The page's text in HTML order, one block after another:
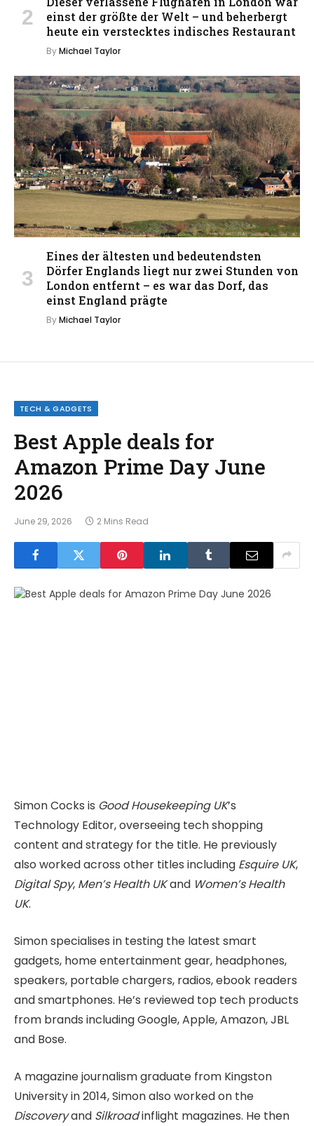
einst der größte der Welt – und beherbergt
heute ein verstecktes indisches Restaurant
ByMichael Taylor
Eines der ältesten und bedeutendsten
Dörfer Englands liegt nur zwei Stunden von
London entfernt – es war das Dorf, das
einst England prägte
ByMichael Taylor
TECH & GADGETS
Best Apple deals for
Amazon Prime Day June
2026
June 29, 2026 2 Mins Read
Simon Cocks is Good Housekeeping UK’s
Technology Editor, overseeing tech shopping
content and strategy for the title. He previously
also worked across other titles including Esquire UK,
Digital Spy, Men’s Health UKand Women’s Health
UK.
Simon specialises in testing the latest smart
gadgets, home entertainment gear, headphones,
speakers, portable chargers, radios, ebook readers
and smartphones. He’s reviewed top tech products
from brands including Google, Apple, Amazon, JBL
and Bose.
A magazine journalism graduate from Kingston
University in 2014, Simon also worked on the
Discoveryand Silkroadinflight magazines. He then